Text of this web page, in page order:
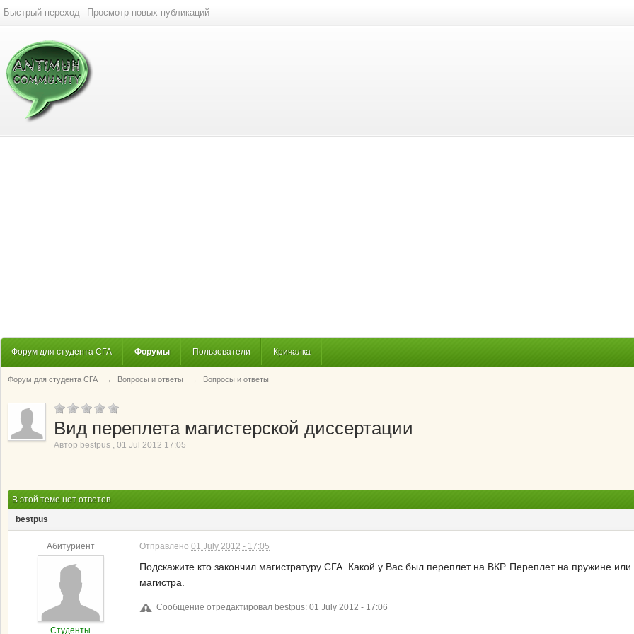
Быстрый переход Просмотр новых публикаций
Форум для студента СГА Форумы Пользователи Кричалка
Форум для студента СГА → Вопросы и ответы → Вопросы и ответы
Вид переплета магистерской диссертации
Автор bestpus , 01 Jul 2012 17:05
В этой теме нет ответов
bestpus
Абитуриент
Студенты
Отправлено 01 July 2012 - 17:05
Подскажите кто закончил магистратуру СГА. Какой у Вас был переплет на ВКР. Переплет на пружине
магистра.
Сообщение отредактировал bestpus: 01 July 2012 - 17:06